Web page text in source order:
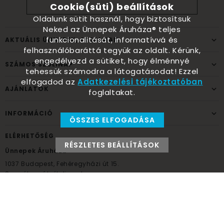
AKTUÁLIS ÜNNEPEK, ALKALMAK
SZÁMOS SZÜLINAP
AJÁNLATOK
INFORMÁCIÓ
ELÉRHETŐSÉG
Ünnepek Áruháza
1037 Budapest, Fehéregyházi út 15.
Személyes átvételi pont
Cookie(süti) beállítások
Oldalunk sütit használ, hogy biztosítsuk
Neked az Ünnepek Áruháza® teljes
funkcionalitását, informatívvá és
felhasználóbaráttá tegyük az oldalt. Kérünk,
engedélyezd a sütiket, hogy élménnyé
tehessük számodra a látogatásodat! Ezzel
elfogadod azAdatkezelési tájékoztatóban
foglaltakat.
ÖSSZES ELFOGADÁSA
RÉSZLETES BEÁLLÍTÁSOK